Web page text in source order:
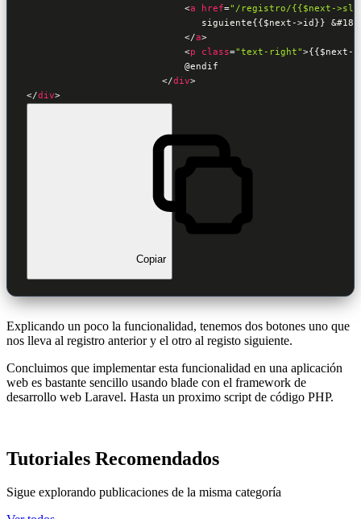
<a href="/registro/{{$next-
siguiente{{$next->id}}
</a>
<p class="text-right">{{$next-
                            @endif
</div>
</div>
Copiar
Explicando un poco la funcionalidad, tenemos dos botones uno que
nos lleva al registro anterior y el otro al registo siguiente.
Concluimos que implementar esta funcionalidad en una aplicación
web es bastante sencillo usando blade con el framework de
desarrollo web Laravel. Hasta un proximo script de código PHP.
Tutoriales Recomendados
Sigue explorando publicaciones de la misma categoría